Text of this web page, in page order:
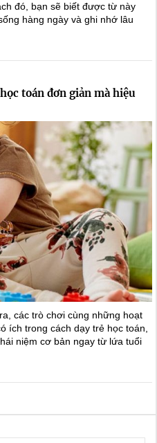
đó, bạn sẽ biết được từ này
hàng ngày và ghi nhớ lâu
toán đơn giản mà hiệu
các trò chơi cùng những hoạt
ích trong cách dạy trẻ học toán,
niệm cơ bản ngay từ lứa tuổi